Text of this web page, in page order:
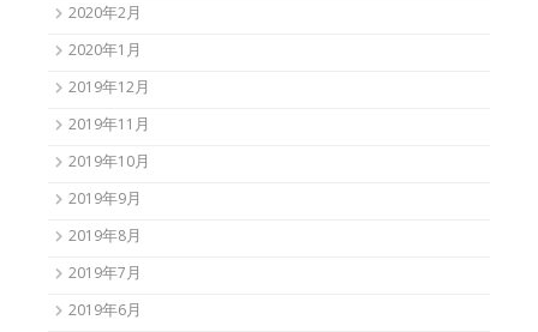
2020年2月
2020年1月
2019年12月
2019年11月
2019年10月
2019年9月
2019年8月
2019年7月
2019年6月